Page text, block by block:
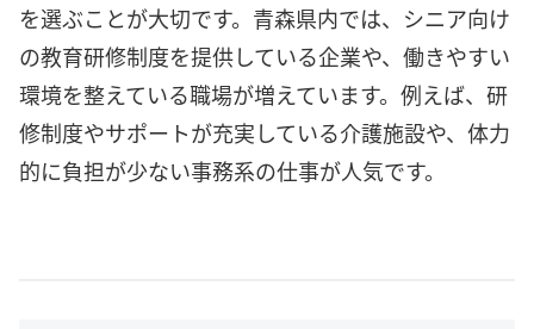
を選ぶことが大切です。青森県内では、シニア向け
の教育研修制度を提供している企業や、働きやすい
環境を整えている職場が増えています。例えば、研
修制度やサポートが充実している介護施設や、体力
的に負担が少ない事務系の仕事が人気です。